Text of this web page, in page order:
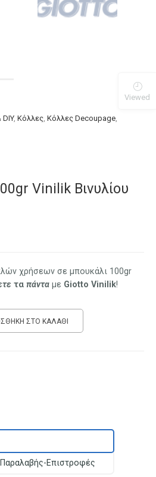
,Κόλλες ,Κόλλες Decoupage
Vinilik Βινυλίου
χρήσεων σε μπουκάλι 100gr
ταπάντα με Giotto Vinilik!
ΣΤΟ ΚΑΛΆΘΙ
Επιστροφές
Viewed